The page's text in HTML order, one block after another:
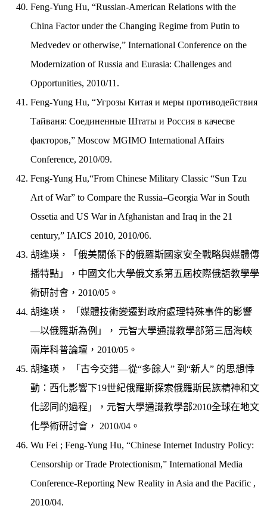
Feng-Yung Hu, “Russian-American Relations with the
China Factor under the Changing Regime from Putin to
Medvedev or otherwise,” International Conference on the
Modernization of Russia and Eurasia: Challenges and
Opportunities, 2010/11.
Feng-Yung Hu, “Угрозы Китая и меры противодействия
Тайваня: Соединенные Штаты и Россия в качесве
факторов,” Moscow MGIMO International Affairs
Conference, 2010/09.
Feng-Yung Hu,“From Chinese Military Classic “Sun Tzu
Art of War” to Compare the Russia–Georgia War in South
Ossetia and US War in Afghanistan and Iraq in the 21
century,” IAICS 2010, 2010/06.
胡逢瑛，「俄美關係下的俄羅斯國家安全戰略與媒體傳
播特點」，中國文化大學俄文系第五屆校際俄語教學學
術研討會，2010/05。
胡逢瑛， 「媒體技術變遷對政府處理特殊事件的影響
—以俄羅斯為例」， 元智大學通識教學部第三屆海峽
兩岸科普論壇，2010/05。
胡逢瑛， 「古今交錯—從“多餘人” 到“新人” 的思想悸
動：西化影響下19世紀俄羅斯探索俄羅斯民族精神和文
化認同的過程」，元智大學通識教學部2010全球在地文
化學術研討會， 2010/04。
Wu Fei ; Feng-Yung Hu, “Chinese Internet Industry Policy:
Censorship or Trade Protectionism,” International Media
Conference-Reporting New Reality in Asia and the Pacific ,
2010/04.